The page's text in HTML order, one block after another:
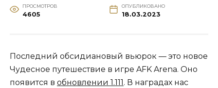
ПРОСМОТРОВ
4605
ОПУБЛИКОВАНО
18.03.2023
Последний обсидиановый вьюрок — это новое
Чудесное путешествие в игре AFK Arena. Оно
появится в обновлении 1.111. В наградах нас